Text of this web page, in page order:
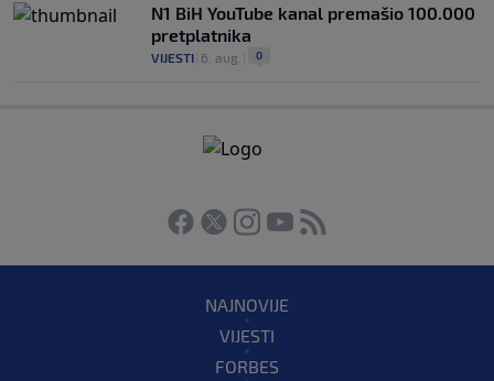
N1 BiH YouTube kanal premašio 100.000
pretplatnika
VIJESTI 6. aug. 0
NAJNOVIJE
VIJESTI
FORBES